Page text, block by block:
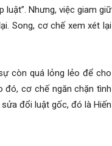
Nhưng, việc giam giữ
Song, cơ chế xem xét lại
còn quá lỏng lẻo để cho
đó, cơ chế ngăn chặn tình
đổi luật gốc, đó là Hiến